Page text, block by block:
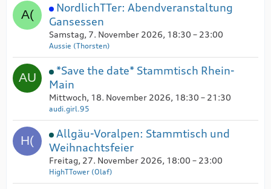
NordlichTTer: Abendveranstaltung
Gansessen
Samstag, 7. November 2026, 18:30 – 23:00
Aussie (Thorsten)
*Save the date* Stammtisch Rhein-
Main
Mittwoch, 18. November 2026, 18:30 – 21:30
audi.girl.95
Allgäu-Voralpen: Stammtisch und
Weihnachtsfeier
Freitag, 27. November 2026, 18:00 – 23:00
HighTTower (Olaf)